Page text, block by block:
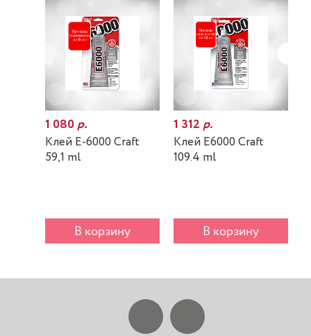
1 080р.
Клей E-6000 Craft
59,1 ml
В корзину
1 312р.
Клей E6000 Craft
109.4 ml
В корзину